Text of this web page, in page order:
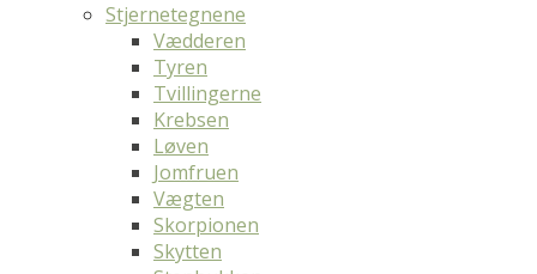
Stjernetegnene
Vædderen
Tyren
Tvillingerne
Krebsen
Løven
Jomfruen
Vægten
Skorpionen
Skytten